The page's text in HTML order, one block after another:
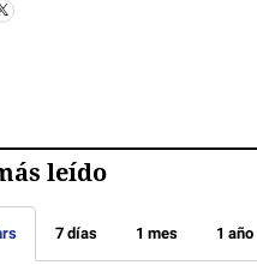
leído
7 días 1 mes 1 año